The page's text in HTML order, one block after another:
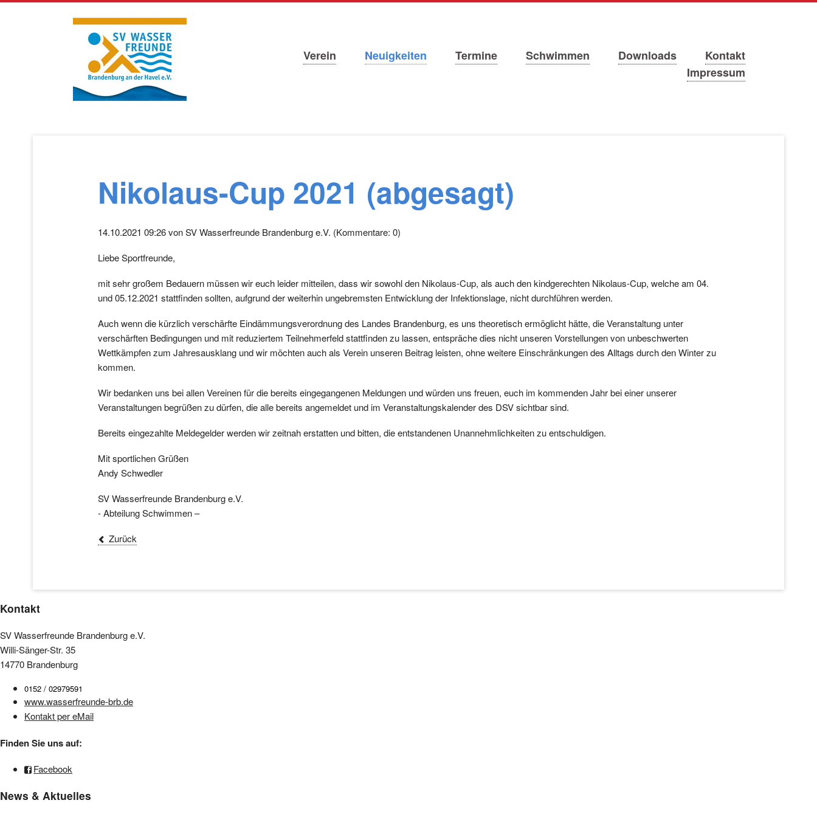
Navigation
überspringen
Verein Neuigkeiten Termine Schwimmen Downloads
Kontakt
Impressum
Navigation
Nikolaus-Cup 2021 (abgesagt)
14.10.2021 09:26vonSV Wasserfreunde Brandenburg e.V. (Kommentare: 0)
Liebe Sportfreunde,
mit sehr großem Bedauern müssen wir euch leider mitteilen, dass wir sowohl den Nikolaus-Cup, als auch den kindgerechten Nikolaus-Cup, welche am 04.
und 05.12.2021 stattfinden sollten, aufgrund der weiterhin ungebremsten Entwicklung der Infektionslage, nicht durchführen werden.
Auch wenn die kürzlich verschärfte Eindämmungsverordnung des Landes Brandenburg, es uns theoretisch ermöglicht hätte, die Veranstaltung unter
verschärften Bedingungen und mit reduziertem Teilnehmerfeld stattfinden zu lassen, entspräche dies nicht unseren Vorstellungen von unbeschwerten
Wettkämpfen zum Jahresausklang und wir möchten auch als Verein unseren Beitrag leisten, ohne weitere Einschränkungen des Alltags durch den Winter zu
kommen.
Wir bedanken uns bei allen Vereinen für die bereits eingegangenen Meldungen und würden uns freuen, euch im kommenden Jahr bei einer unserer
Veranstaltungen begrüßen zu dürfen, die alle bereits angemeldet und im Veranstaltungskalender des DSV sichtbar sind.
Bereits eingezahlte Meldegelder werden wir zeitnah erstatten und bitten, die entstandenen Unannehmlichkeiten zu entschuldigen.
Mit sportlichen Grüßen
Andy Schwedler
SV Wasserfreunde Brandenburg e.V.
- Abteilung Schwimmen –
Zurück
Kontakt
SV Wasserfreunde Brandenburg e.V.
Willi-Sänger-Str. 35
14770 Brandenburg
0152 / 02979591
www.wasserfreunde-brb.de
Kontakt per eMail
Finden Sie uns auf:
Facebook
News & Aktuelles